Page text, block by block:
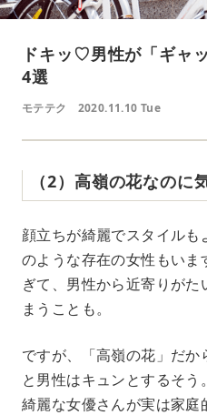
ドキッ♡男性が「ギャ
4選
モテテク 2020.11.10 Tue
（2）高嶺の花なのに
顔立ちが綺麗でスタイルも
のような存在の女性もい
ぎて、男性から近寄りが
まうことも。
ですが、「高嶺の花」だ
と男性はキュンとするそう。
綺麗な女優さんが実は家